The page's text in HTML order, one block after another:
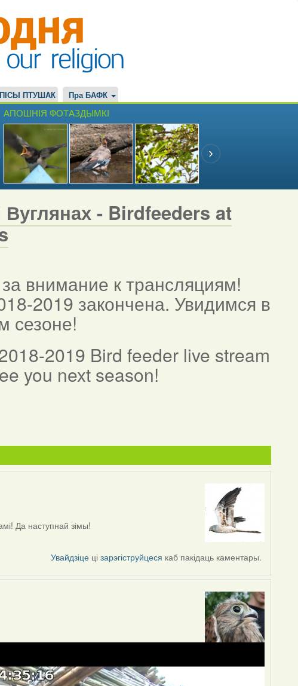
ПТУШАК Пра БАФК
АПОШНІЯ ФОТАЗДЫМКІ
- Birdfeeders at
внимание к трансляциям!
2019 закончена. Увидимся в
сезоне!
2019 Bird feeder live stream
you next season!
Да наступнай зімы!
Увайдзіце цізарэгіструйцеся каб пакідаць каментары.